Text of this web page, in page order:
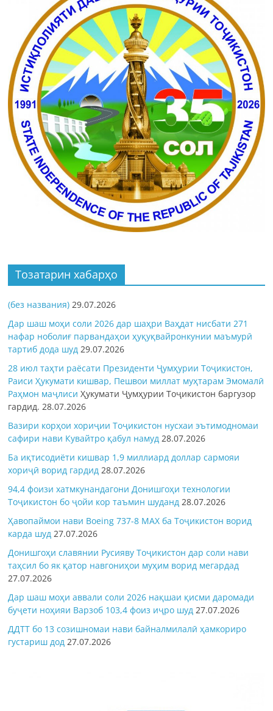
Тозатарин хабарҳо
(без названия) 29.07.2026
Дар шаш моҳи соли 2026 дар шаҳри Ваҳдат нисбати 271
нафар ноболиғ парвандаҳои ҳуқуқвайронкунии маъмурӣ
тартиб дода шуд 29.07.2026
28 июл таҳти раёсати Президенти Ҷумҳурии Тоҷикистон,
Раиси Ҳукумати кишвар, Пешвои миллат муҳтарам Эмомалӣ
Раҳмон маҷлисиҲукумати Ҷумҳурии Тоҷикистон баргузор
гардид.28.07.2026
Вазири корҳои хориҷии Тоҷикистон нусхаи эътимодномаи
сафири нави Кувайтро қабул намуд 28.07.2026
Ба иқтисодиёти кишвар 1,9 миллиард доллар сармояи
хориҷӣ ворид гардид 28.07.2026
94,4 фоизи хатмкунандагони Донишгоҳи технологии
Тоҷикистон бо ҷойи кор таъмин шуданд 28.07.2026
Ҳавопаймои нави Boeing 737-8 MAX ба Тоҷикистон ворид
карда шуд 27.07.2026
Донишгоҳи славянии Русияву Тоҷикистон дар соли нави
таҳсил бо як қатор навгониҳои муҳим ворид мегардад
27.07.2026
Дар шаш моҳи аввали соли 2026 нақшаи қисми даромади
буҷети ноҳияи Варзоб 103,4 фоиз иҷро шуд 27.07.2026
ДДТТ бо 13 созишномаи нави байналмилалӣ ҳамкориро
густариш дод 27.07.2026